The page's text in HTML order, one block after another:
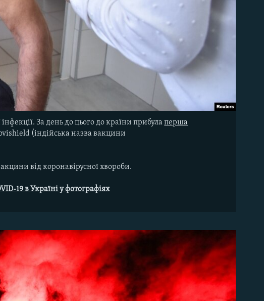
За день до цього до країни прибулаперша
(індійська назва вакцини
від коронавірусної хвороби.
19 в Україні у фотографіях